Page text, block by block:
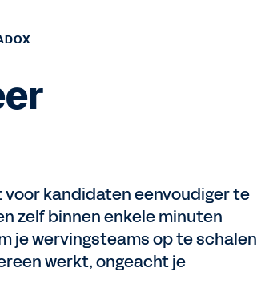
kandidaten eenvoudiger te
zelf binnen enkele minuten
je wervingsteams op te schalen
werkt, ongeacht je